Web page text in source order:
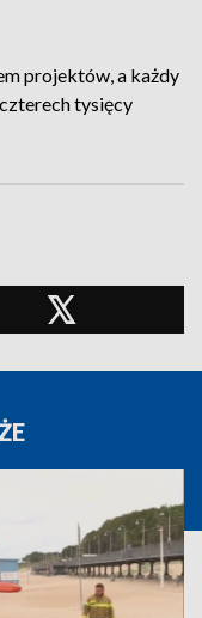
projektów, a każdy
tysięcy